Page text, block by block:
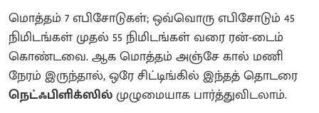
மொத்தம் 7 எபிசோடுகள்; ஒவ்வொரு எபிசோடும் 45
நிமிடங்கள் முதல் 55 நிமிடங்கள் வரை ரன்-டைம்
கொண்டவை. ஆக மொத்தம் அஞ்சே கால் மணி
நேரம் இருந்தால், ஒரே சிட்டிங்கில் இந்தத் தொடரை
நெட்ஃபிளிக்ஸில்முழுமையாக பார்த்துவிடலாம்.